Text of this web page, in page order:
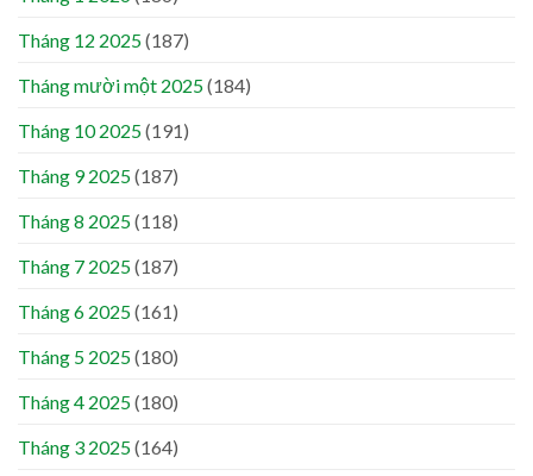
Tháng 12 2025(187)
Tháng mười một 2025(184)
Tháng 10 2025(191)
Tháng 9 2025(187)
Tháng 8 2025(118)
Tháng 7 2025(187)
Tháng 6 2025(161)
Tháng 5 2025(180)
Tháng 4 2025(180)
Tháng 3 2025(164)